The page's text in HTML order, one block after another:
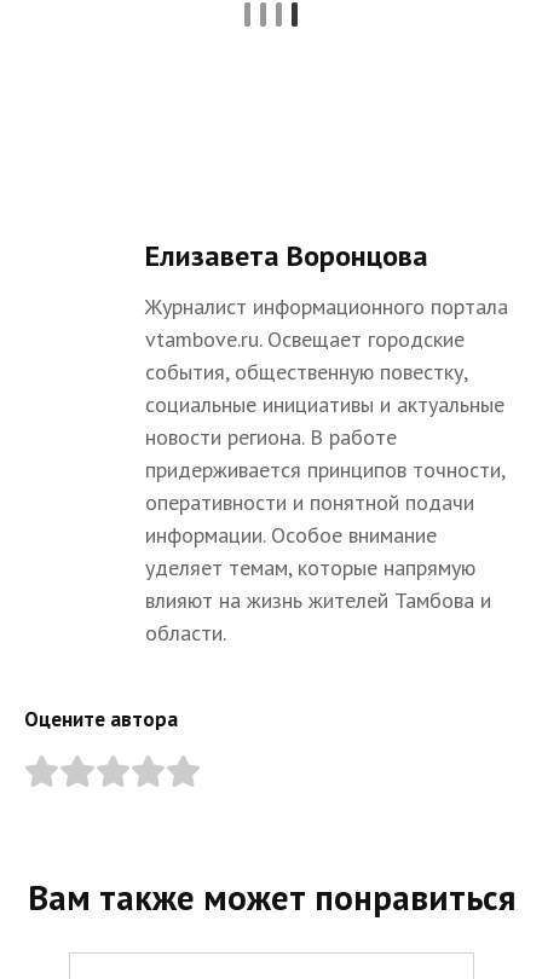
Елизавета Воронцова
Журналист информационного портала
vtambove.ru. Освещает городские
события, общественную повестку,
социальные инициативы и актуальные
новости региона. В работе
придерживается принципов точности,
оперативности и понятной подачи
информации. Особое внимание
уделяет темам, которые напрямую
влияют на жизнь жителей Тамбова и
области.
Оцените автора
Вам также может понравиться